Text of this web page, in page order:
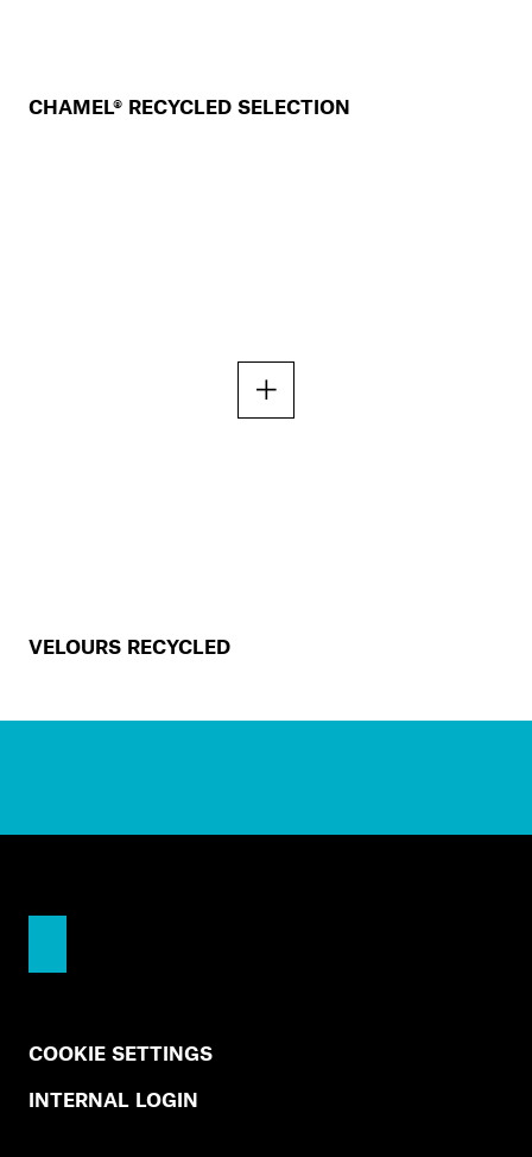
CHAMEL® RECYCLED SELECTION
VELOURS RECYCLED
COOKIE SETTINGS
INTERNAL LOGIN